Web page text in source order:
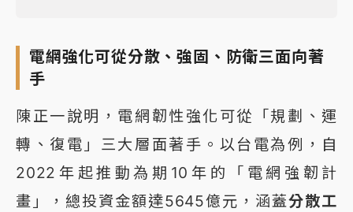
電網強化可從分散、強固、防衛三面向著
手
陳正一說明，電網韌性強化可從「規劃、運
轉、復電」三大層面著手。以台電為例，自
2022年起推動為期10年的「電網強韌計
畫」，總投資金額達5645億元，涵蓋分散工